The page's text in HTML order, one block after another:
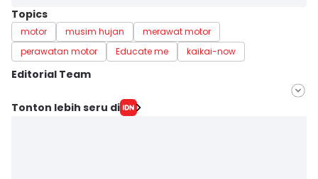
Topics
motor musim hujan
merawat motor
perawatan motor
Educate me kaikai-now
Editorial Team
Editor
Tonton lebih seru di